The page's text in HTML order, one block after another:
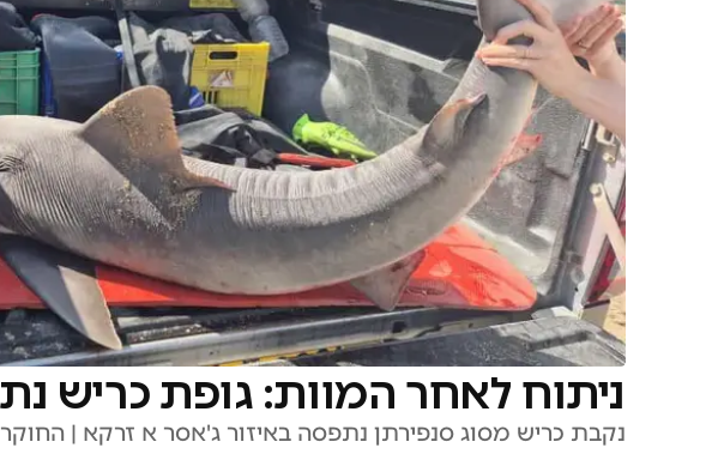
ניתוח לאחר המוות: גופת כריש
נקבת כריש מסוג סנפירתן נתפסה באיזור ג'אסר א זרקא |